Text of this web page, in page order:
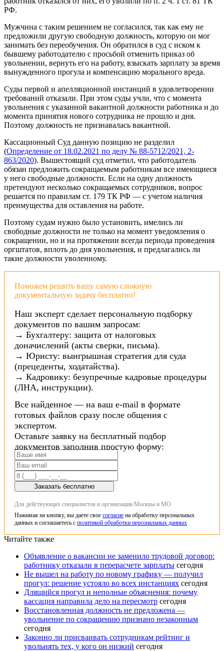
РФ.
Мужчина с таким решением не согласился, так как ему не
предложили другую свободную должность, которую он мог
занимать без переобучения. Он обратился в суд с иском к
бывшему работодателю с просьбой отменить приказ об
увольнении, вернуть его на работу, взыскать зарплату за время
вынужденного прогула и компенсацию морального вреда.
Суды первой и апелляционной инстанций в удовлетворении
требований отказали. При этом суды учли, что с момента
увольнения с указанной вакантной должности работника и до
момента принятия нового сотрудника не прошло и дня.
Поэтому должность не признавалась вакантной.
Кассационный Суд данную позицию не разделил
(Определение от 18.02.2021 по делу № 88-5712/2021, 2-
863/2020). Вышестоящий суд отметил, что работодатель
обязан предложить сокращаемым работникам все имеющиеся
у него свободные должности. Если на одну должность
претендуют несколько сокращаемых сотрудников, вопрос
решается по правилам ст. 179 ТК РФ — с учетом наличия
преимущества для оставления на работе.
Поэтому судам нужно было установить, имелись ли
свободные должности не только на момент уведомления о
сокращении, но и на протяжении всегда периода проведения
оргштатов, вплоть до дня увольнения, и предлагались ли
такие должности уволенному.
Поможем решить вашу самую сложную
документальную задачу бесплатно!
Наш эксперт сделает персональную подборку
документов по вашим запросам:
→ Бухгалтеру: защита от налоговых
доначислений (акты сверки, письма).
→ Юристу: выигрышная стратегия для суда
(прецеденты, ходатайства).
→ Кадровику: безупречные кадровые процедуры
(ЛНА, инструкции).
Все найденное — на ваш e-mail в формате
готовых файлов сразу после общения с
экспертом.
Оставьте заявку на бесплатный подбор
документов заполнив простую форму:
Заказать бесплатно
Для действующих специалистов и организации Москвы и МО
Нажимая на кнопку, вы даете свое согласие на обработку персональных
данных и соглашаетесь с политикой обработки персональных данных
Читайте также
Объявление о вакансии не заменило трудовой договор:
работнику отказали в перерасчете зарплаты сегодня
Не вышел на работу по новому графику — получил
прогул: решение устояло во всех инстанциях сегодня
Длящийся прогул и неполные объяснения: почему
кассация направила дело на пересмотр сегодня
Восстановленная должность не предложена —
увольнение по сокращению признано незаконным
сегодня
Законно ли присваивать сотрудникам рейтинг и
увольнять тех, у кого он низкий сегодня